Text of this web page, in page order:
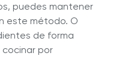
puedes mantener
este método. O
de forma
por